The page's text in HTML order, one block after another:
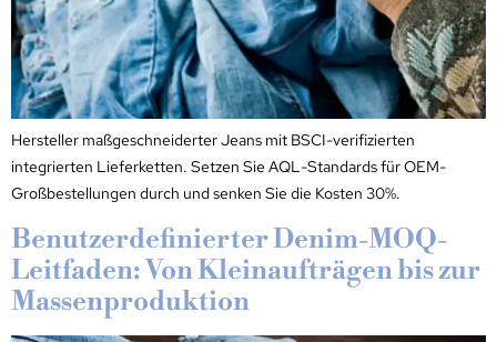
Hersteller maßgeschneiderter Jeans mit BSCI-verifizierten
integrierten Lieferketten. Setzen Sie AQL-Standards für OEM-
Großbestellungen durch und senken Sie die Kosten 30%.
Benutzerdefinierter Denim-MOQ-
Leitfaden: Von Kleinaufträgen bis zur
Massenproduktion